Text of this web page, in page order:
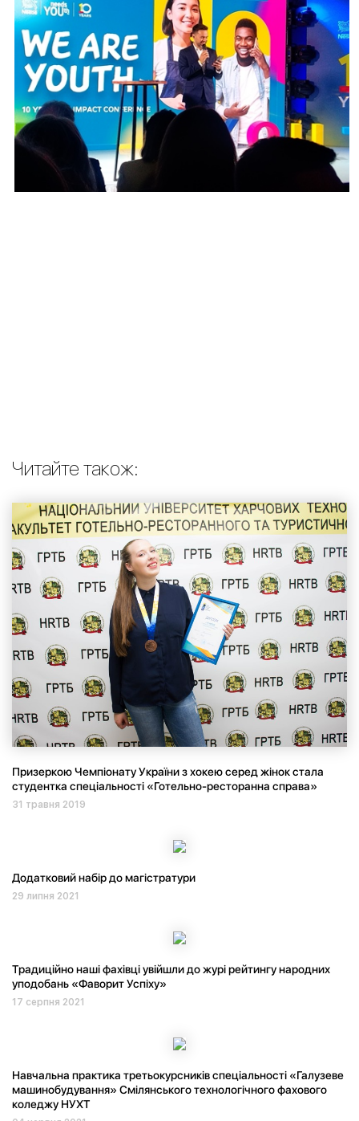
Читайте також:
Призеркою Чемпіонату України з хокею серед жінок стала
студентка спеціальності «Готельно-ресторанна справа»
31 травня 2019
Додатковий набір до магістратури
29 липня 2021
Традиційно наші фахівці увійшли до журі рейтингу народних
уподобань «Фаворит Успіху»
17 серпня 2021
Навчальна практика третьокурсників спеціальності «Галузеве
машинобудування» Смілянського технологічного фахового
коледжу НУХТ